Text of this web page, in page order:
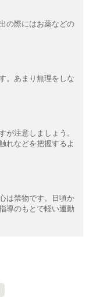
の際にはお薬などの
。あまり無理をしな
が注意しましょう。
れなどを把握するよ
は禁物です。日頃か
導のもとで軽い運動